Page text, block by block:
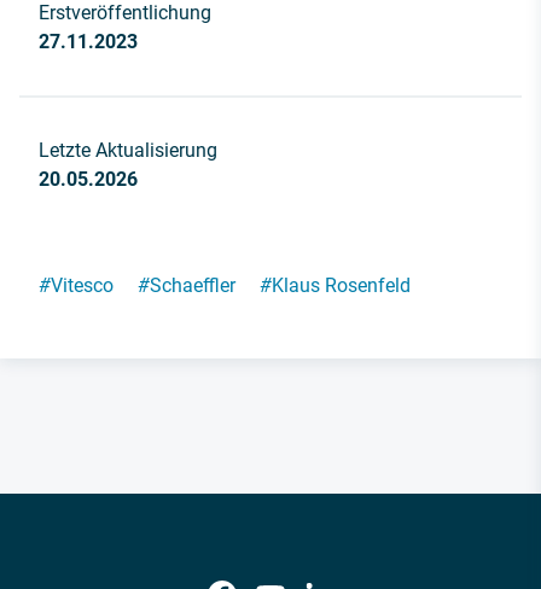
Erstveröffentlichung
27.11.2023
Letzte Aktualisierung
20.05.2026
#Vitesco #Schaeffler #Klaus Rosenfeld